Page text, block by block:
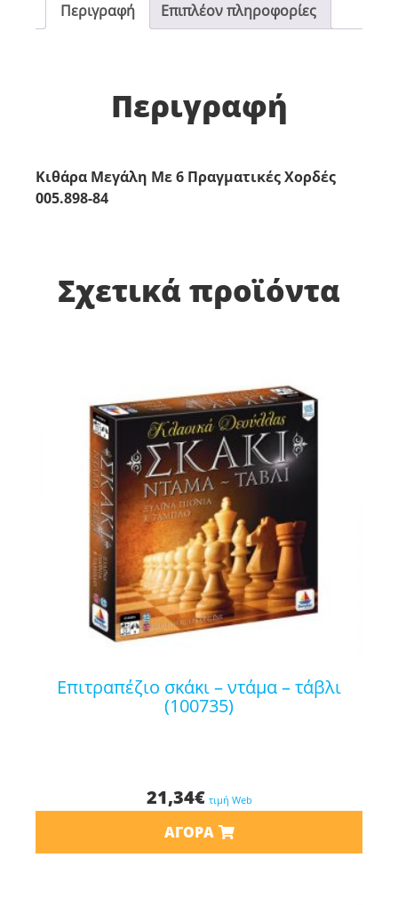
Περιγραφή Επιπλέον πληροφορίες
Περιγραφή
Κιθάρα Μεγάλη Με 6 Πραγματικές Χορδές
005.898-84
Σχετικά προϊόντα
επιτραπέζιο σκάκι – ντάμα – τάβλι
(100735)
21,34€ τιμή Web
ΑΓΟΡΆ